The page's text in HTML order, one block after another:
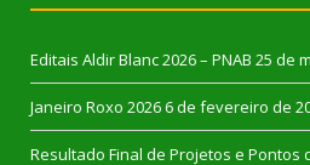
Editais Aldir Blanc 2026 – PNAB 25 de
Janeiro Roxo 2026 6 de fevereiro de
Resultado Final de Projetos e Pontos